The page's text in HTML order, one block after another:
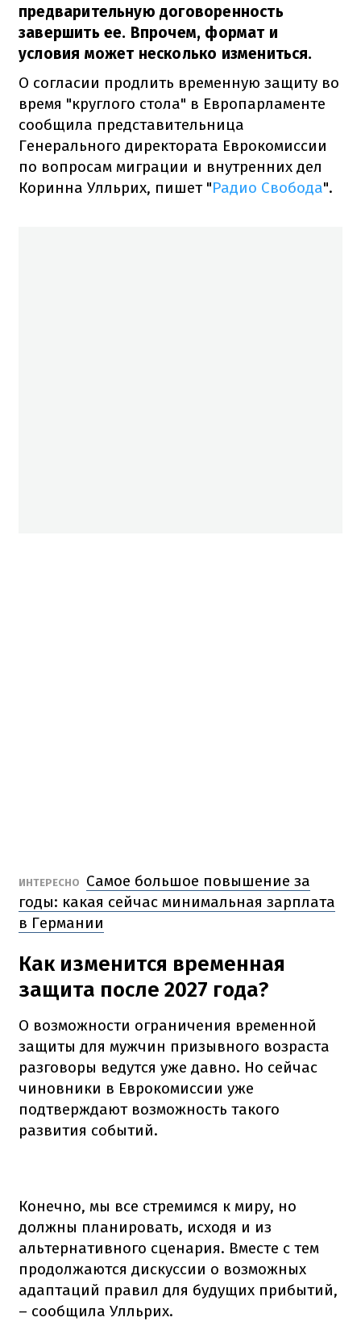
предварительную договоренность
завершить ее. Впрочем, формат и
условия может несколько измениться.
О согласии продлить временную защиту во
время "круглого стола" в Европарламенте
сообщила представительница
Генерального директората Еврокомиссии
по вопросам миграции и внутренних дел
Коринна Улльрих, пишет "Радио Свобода".
ИНТЕРЕСНО
Самое большое повышение за
годы: какая сейчас минимальная зарплата
в Германии
Как изменится временная
защита после 2027 года?
О возможности ограничения временной
защиты для мужчин призывного возраста
разговоры ведутся уже давно. Но сейчас
чиновники в Еврокомиссии уже
подтверждают возможность такого
развития событий.
Конечно, мы все стремимся к миру, но
должны планировать, исходя и из
альтернативного сценария. Вместе с тем
продолжаются дискуссии о возможных
адаптаций правил для будущих прибытий,
– сообщила Улльрих.